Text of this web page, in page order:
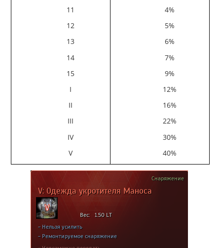
11
12
13
14
15
I
II
III
IV
V
4%
5%
6%
7%
9%
12%
16%
22%
30%
40%